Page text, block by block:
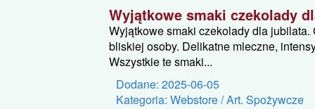
Wyjątkowe smaki czekolady
Wyjątkowe smaki czekolady dla
bliskiej osoby. Delikatne mleczne,
Wszystkie te smaki...
Dodane: 2025-06-05
Kategoria: Webstore / Art. Spożywcze